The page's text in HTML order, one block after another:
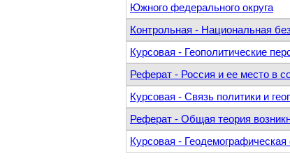
Южного федерального округа
Контрольная - Национальная
Курсовая - Геополитические
Реферат - Россия и ее место в
Курсовая - Связь политики и
Реферат - Общая теория
Курсовая -